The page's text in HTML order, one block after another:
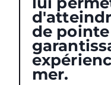
de
mer.